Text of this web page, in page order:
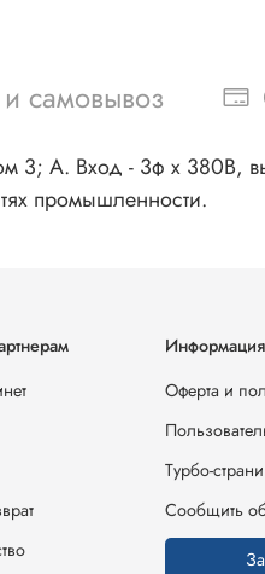
самовывоз
3; А. Вход - 3ф x 380В,
промышленности.
Информация
Оферта и
Турбо-
Сообщить